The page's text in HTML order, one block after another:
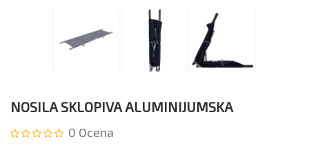
NOSILA SKLOPIVA ALUMINIJUMSKA
0 Ocena